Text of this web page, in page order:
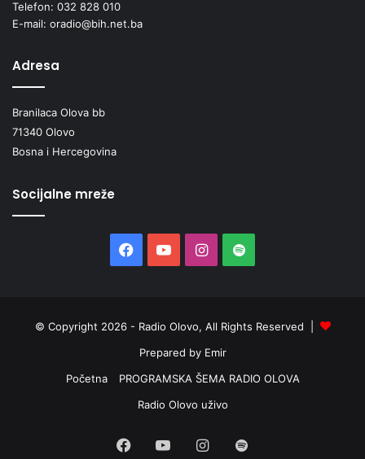
Telefon: 032 828 010
E-mail: oradio@bih.net.ba
Adresa
Branilaca Olova bb
71340 Olovo
Bosna i Hercegovina
Socijalne mreže
Facebook
YouTubeInstagram
Spotify
© Copyright 2026 - Radio Olovo, All Rights Reserved |
Prepared by Emir
Početna
PROGRAMSKA ŠEMA RADIO OLOVA
Radio Olovo uživo
Facebook
YouTubeInstagram
Spotify